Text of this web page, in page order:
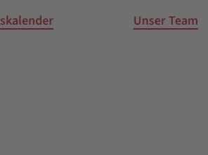
Unser Team